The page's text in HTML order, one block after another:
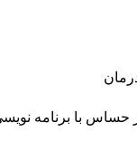
حساس با برنامه